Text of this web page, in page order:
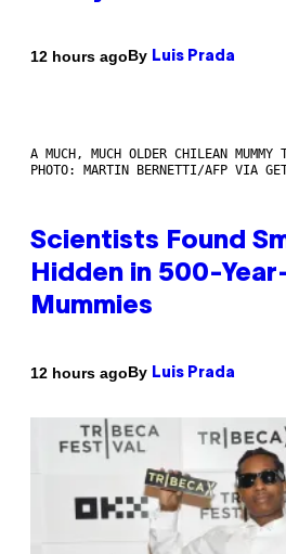
12 hours agoBy Luis Prada
A MUCH, MUCH OLDER CHILEAN
PHOTO: MARTIN BERNETTI/AFP VIA
Scientists Found
Hidden in 500-
Mummies
12 hours agoBy Luis Prada